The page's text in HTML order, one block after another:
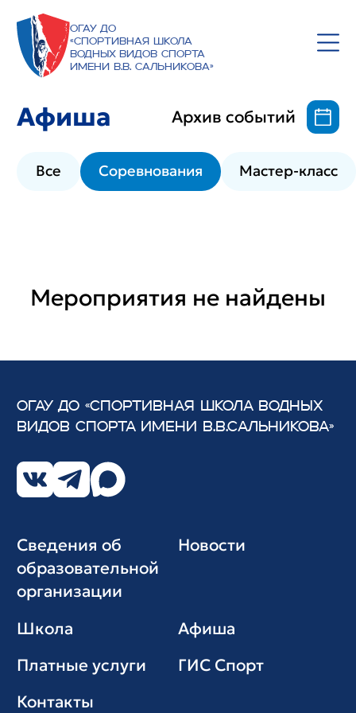
ОГАУ ДО
«Спортивная школа
водных видов спорта
имени В.В. Сальникова»
Афиша Архив событий
Все Соревнования Мастер-класс
Мероприятия не найдены
ОГАУ ДО «СПОРТИВНАЯ ШКОЛА ВОДНЫХ
ВИДОВ СПОРТА ИМЕНИ В.В.САЛЬНИКОВА»
Сведения об
образовательной
организации
Новости
Школа
Афиша
Платные услуги
ГИС Cпорт
Контакты